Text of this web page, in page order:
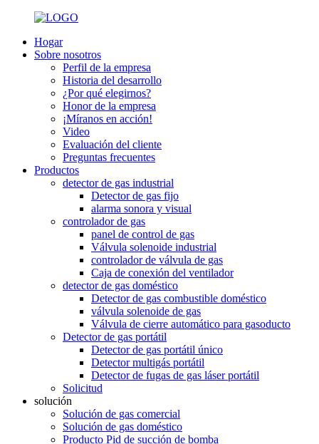
Hogar
Sobre nosotros
Perfil de la empresa
Historia del desarrollo
¿Por qué elegirnos?
Honor de la empresa
¡Míranos en acción!
Video
Evaluación del cliente
Preguntas frecuentes
Productos
detector de gas industrial
Detector de gas fijo
alarma sonora y visual
controlador de gas
panel de control de gas
Válvula solenoide industrial
controlador de válvula de gas
Caja de conexión del ventilador
detector de gas doméstico
Detector de gas combustible doméstico
válvula solenoide de gas
Válvula de cierre automático para gasoducto
Detector de gas portátil
Detector de gas portátil único
Detector multigás portátil
Detector de fugas de gas láser portátil
Solicitud
solución
Solución de gas comercial
Solución de gas doméstico
Producto Pid de succión de bomba